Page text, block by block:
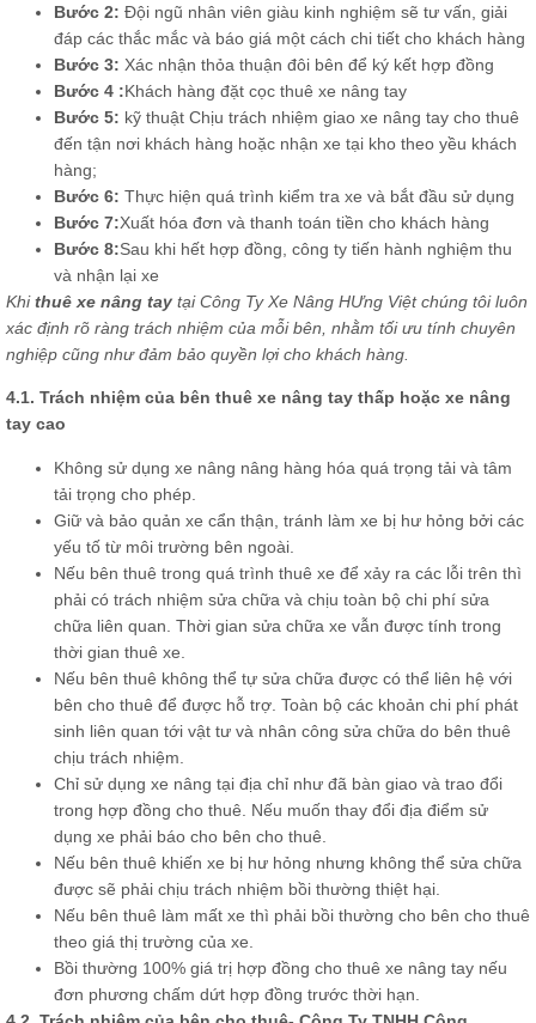
Bước 2: Đội ngũ nhân viên giàu kinh nghiệm sẽ tư vấn, giải
đáp các thắc mắc và báo giá một cách chi tiết cho khách hàng
Bước 3: Xác nhận thỏa thuận đôi bên để ký kết hợp đồng
Bước 4 :Khách hàng đặt cọc thuê xe nâng tay
Bước 5: kỹ thuật Chịu trách nhiệm giao xe nâng tay cho thuê
đến tận nơi khách hàng hoặc nhận xe tại kho theo yều khách
hàng;
Bước 6: Thực hiện quá trình kiểm tra xe và bắt đầu sử dụng
Bước 7:Xuất hóa đơn và thanh toán tiền cho khách hàng
Bước 8:Sau khi hết hợp đồng, công ty tiến hành nghiệm thu
và nhận lại xe
Khithuê xe nâng tay tại Công Ty Xe Nâng HƯng Việt chúng tôi luôn
xác định rõ ràng trách nhiệm của mỗi bên, nhằm tối ưu tính chuyên
nghiệp cũng như đảm bảo quyền lợi cho khách hàng.
4.1. Trách nhiệm của bên thuê xe nâng tay thấp hoặc xe nâng
tay cao
Không sử dụng xe nâng nâng hàng hóa quá trọng tải và tâm
tải trọng cho phép.
Giữ và bảo quản xe cẩn thận, tránh làm xe bị hư hỏng bởi các
yếu tố từ môi trường bên ngoài.
Nếu bên thuê trong quá trình thuê xe để xảy ra các lỗi trên thì
phải có trách nhiệm sửa chữa và chịu toàn bộ chi phí sửa
chữa liên quan. Thời gian sửa chữa xe vẫn được tính trong
thời gian thuê xe.
Nếu bên thuê không thể tự sửa chữa được có thể liên hệ với
bên cho thuê để được hỗ trợ. Toàn bộ các khoản chi phí phát
sinh liên quan tới vật tư và nhân công sửa chữa do bên thuê
chịu trách nhiệm.
Chỉ sử dụng xe nâng tại địa chỉ như đã bàn giao và trao đổi
trong hợp đồng cho thuê. Nếu muốn thay đổi địa điểm sử
dụng xe phải báo cho bên cho thuê.
Nếu bên thuê khiến xe bị hư hỏng nhưng không thể sửa chữa
được sẽ phải chịu trách nhiệm bồi thường thiệt hại.
Nếu bên thuê làm mất xe thì phải bồi thường cho bên cho thuê
theo giá thị trường của xe.
Bồi thường 100% giá trị hợp đồng cho thuê xe nâng tay nếu
đơn phương chấm dứt hợp đồng trước thời hạn.